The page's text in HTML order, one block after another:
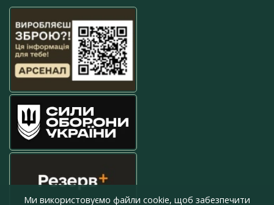
Ми використовуємо файли cookie, щоб забезпечити